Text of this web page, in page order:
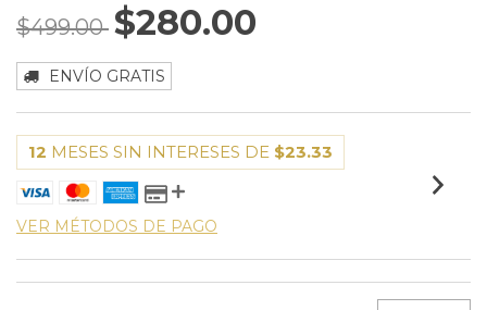
$499.00 $280.00
ENVÍO GRATIS
12 MESES SIN INTERESES DE $23.33
VER MÉTODOS DE PAGO